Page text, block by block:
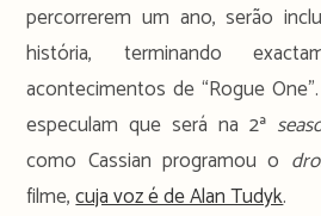
percorrerem um ano, serão
história, terminando
acontecimentos de “Rogue
especulam que será na 2ª
como Cassian programou o
filme,cuja voz é de Alan Tudyk.